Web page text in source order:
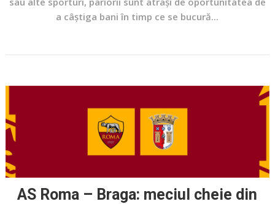
a câștiga bani în timp ce se bucură...
AS Roma – Braga: meciul cheie din